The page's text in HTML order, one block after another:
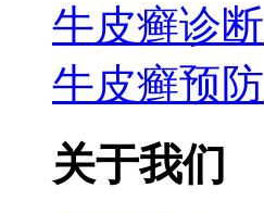
牛皮癣诊断
牛皮癣预防
关于我们